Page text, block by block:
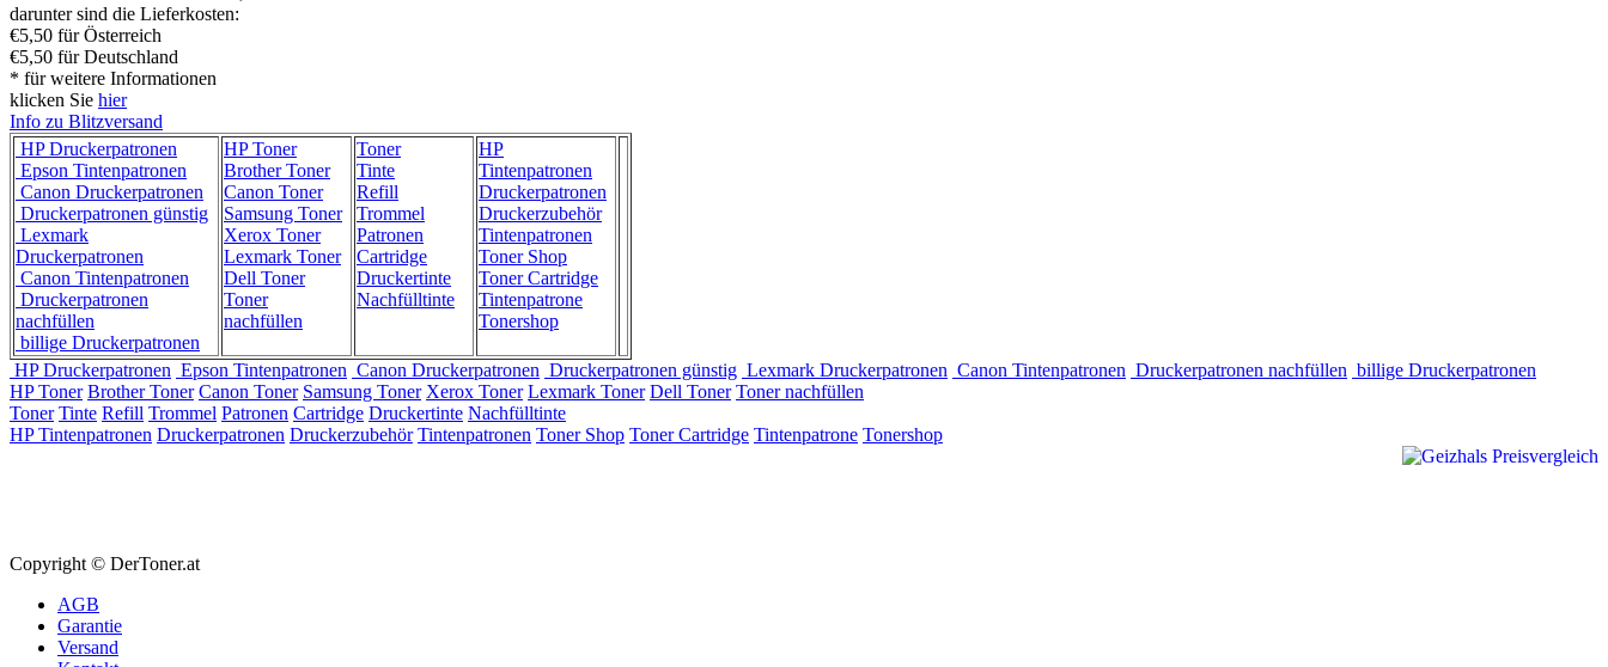
darunter sind die Lieferkosten:
€5,50 für Österreich
€5,50 für Deutschland
* für weitere Informationen
klicken Sie hier
Info zu Blitzversand
HP Druckerpatronen
Epson Tintenpatronen
Canon Druckerpatronen
Druckerpatronen günstig
Lexmark
Druckerpatronen
Canon Tintenpatronen
Druckerpatronen
nachfüllen
billige Druckerpatronen
HP Toner
Brother Toner
Canon Toner
Samsung Toner
Xerox Toner
Lexmark Toner
Dell Toner
Toner
nachfüllen
Toner
Tinte
Refill
Trommel
Patronen
Cartridge
Druckertinte
Nachfülltinte
HP
Tintenpatronen
Druckerpatronen
Druckerzubehör
Tintenpatronen
Toner Shop
Toner Cartridge
Tintenpatrone
Tonershop
HP Druckerpatronen Epson Tintenpatronen Canon Druckerpatronen Druckerpatronen günstig Lexmark Druckerpatronen Canon Tintenpatronen Druckerpatronen nachfüllen billige Druckerpatronen
HP Toner Brother Toner Canon Toner Samsung Toner Xerox Toner Lexmark Toner Dell Toner Toner nachfüllen
Toner Tinte Refill Trommel Patronen Cartridge Druckertinte Nachfülltinte
HP Tintenpatronen Druckerpatronen Druckerzubehör Tintenpatronen Toner Shop Toner Cartridge Tintenpatrone Tonershop
Copyright © DerToner.at
AGB
Garantie
Versand